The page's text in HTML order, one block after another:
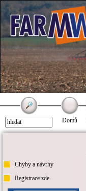
Domů
Chyby a návrhy
Registrace zde.